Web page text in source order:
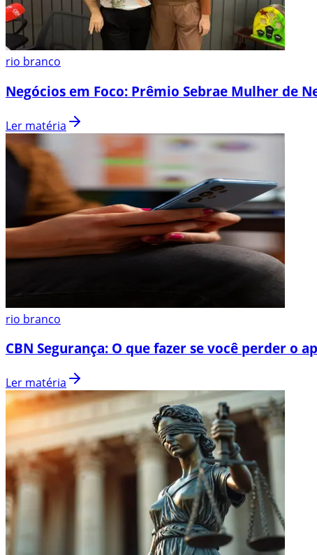
rio branco
Negócios em Foco: Prêmio Sebrae Mulher de
Ler matéria
rio branco
CBN Segurança: O que fazer se você perder o
Ler matéria